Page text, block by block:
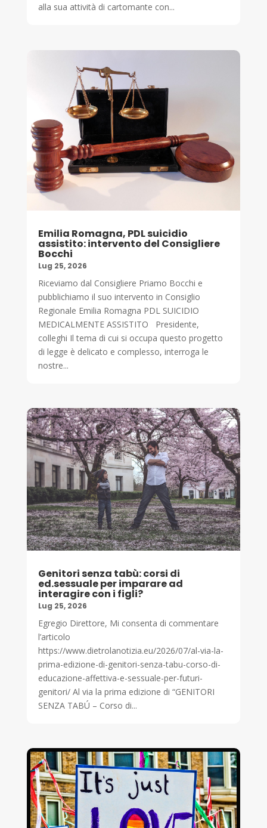
alla sua attività di cartomante con...
Emilia Romagna, PDL suicidio
assistito: intervento del Consigliere
Bocchi
Lug 25, 2026
Riceviamo dal Consigliere Priamo Bocchi e
pubblichiamo il suo intervento in Consiglio
Regionale Emilia Romagna PDL SUICIDIO
MEDICALMENTE ASSISTITO Presidente,
colleghi Il tema di cui si occupa questo progetto
di legge è delicato e complesso, interroga le
nostre...
Genitori senza tabù: corsi di
ed.sessuale per imparare ad
interagire con i figli?
Lug 25, 2026
Egregio Direttore, Mi consenta di commentare
l’articolo
https://www.dietrolanotizia.eu/2026/07/al-via-la-
prima-edizione-di-genitori-senza-tabu-corso-di-
educazione-affettiva-e-sessuale-per-futuri-
genitori/ Al via la prima edizione di “GENITORI
SENZA TABÚ – Corso di...